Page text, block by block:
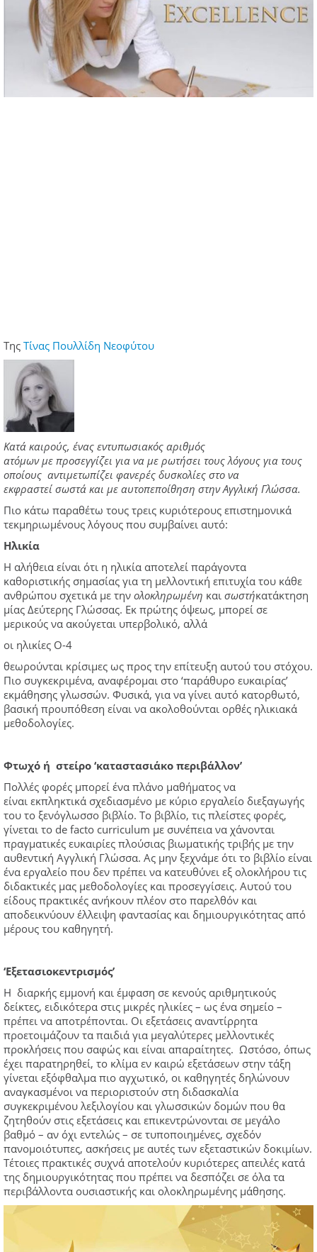
Tης Τίνας Πουλλίδη Νεοφύτου
Κατά καιρούς, ένας εντυπωσιακός αριθμός
ατόμων με προσεγγίζει για να με ρωτήσει τους λόγους για τους
οποίους αντιμετωπίζει φανερές δυσκολίες στο να
εκφραστεί σωστά και με αυτοπεποίθηση στην Αγγλική Γλώσσα.
Πιο κάτω παραθέτω τους τρεις κυριότερους επιστημονικά
τεκμηριωμένους λόγους που συμβαίνει αυτό:
Ηλικία
Η αλήθεια είναι ότι η ηλικία αποτελεί παράγοντα
καθοριστικής σημασίας για τη μελλοντική επιτυχία του κάθε
ανθρώπου σχετικά με την ολοκληρωμένη και σωστήκατάκτηση
μίας Δεύτερης Γλώσσας. Εκ πρώτης όψεως, μπορεί σε
μερικούς να ακούγεται υπερβολικό, αλλά
οι ηλικίες Ο-4
θεωρούνται κρίσιμες ως προς την επίτευξη αυτού του στόχου.
Πιο συγκεκριμένα, αναφέρομαι στο ‘παράθυρο ευκαιρίας’
εκμάθησης γλωσσών. Φυσικά, για να γίνει αυτό κατορθωτό,
βασική προυπόθεση είναι να ακολοθούνται ορθές ηλικιακά
μεθοδολογίες.
Φτωχό ή στείρο ‘καταστασιάκο περιβάλλον’
Πολλές φορές μπορεί ένα πλάνο μαθήματος να
είναι εκπληκτικά σχεδιασμένο με κύριο εργαλείο διεξαγωγής
του το ξενόγλωσσο βιβλίο. Το βιβλίο, τις πλείστες φορές,
γίνεται το de facto curriculum με συνέπεια να χάνονται
πραγματικές ευκαιρίες πλούσιας βιωματικής τριβής με την
αυθεντική Αγγλική Γλώσσα. Ας μην ξεχνάμε ότι το βιβλίο είναι
ένα εργαλείο που δεν πρέπει να κατευθύνει εξ ολοκλήρου τις
διδακτικές μας μεθοδολογίες και προσεγγίσεις. Αυτού του
είδους πρακτικές ανήκουν πλέον στο παρελθόν και
αποδεικνύουν έλλειψη φαντασίας και δημιουργικότητας από
μέρους του καθηγητή.
‘Εξετασιοκεντρισμός’
Η διαρκής εμμονή και έμφαση σε κενούς αριθμητικούς
δείκτες, ειδικότερα στις μικρές ηλικίες – ως ένα σημείο –
πρέπει να αποτρέπονται. Οι εξετάσεις αναντίρρητα
προετοιμάζουν τα παιδιά για μεγαλύτερες μελλοντικές
προκλήσεις που σαφώς και είναι απαραίτητες. Ωστόσο, όπως
έχει παρατηρηθεί, το κλίμα εν καιρώ εξετάσεων στην τάξη
γίνεται εξόφθαλμα πιο αγχωτικό, οι καθηγητές δηλώνουν
αναγκασμένοι να περιοριστούν στη διδασκαλία
συγκεκριμένου λεξιλογίου και γλωσσικών δομών που θα
ζητηθούν στις εξετάσεις και επικεντρώνονται σε μεγάλο
βαθμό – αν όχι εντελώς – σε τυποποιημένες, σχεδόν
πανομοιότυπες, ασκήσεις με αυτές των εξεταστικών δοκιμίων.
Τέτοιες πρακτικές συχνά αποτελούν κυριότερες απειλές κατά
της δημιουργικότητας που πρέπει να δεσπόζει σε όλα τα
περιβάλλοντα ουσιαστικής και ολοκληρωμένης μάθησης.